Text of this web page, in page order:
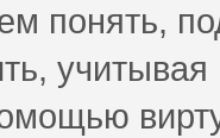
понять,